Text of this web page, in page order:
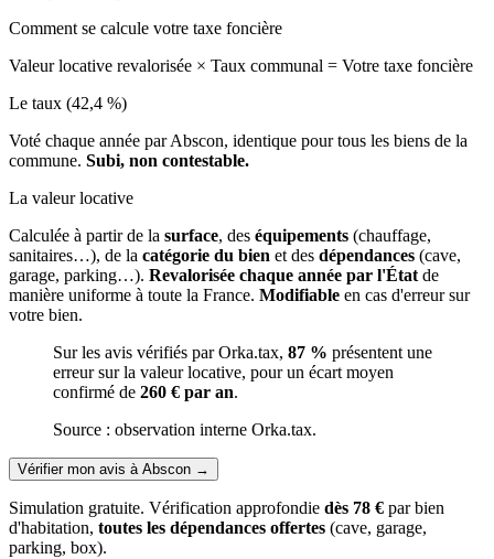
Comment se calcule votre taxe foncière
Valeur locative revalorisée × Taux communal = Votre taxe foncière
Le taux (42,4 %)
Voté chaque année par Abscon, identique pour tous les biens de la
commune. Subi, non contestable.
La valeur locative
Calculée à partir de la surface, des équipements (chauffage,
sanitaires…), de la catégorie du bien et des dépendances (cave,
garage, parking…). Revalorisée chaque année par l'Étatde
manière uniforme à toute la France. Modifiable en cas d'erreur sur
votre bien.
Sur les avis vérifiés par Orka.tax, 87 % présentent une
erreur sur la valeur locative, pour un écart moyen
confirmé de 260 € par an.
Source : observation interne Orka.tax.
Vérifier mon avis à Abscon →
Simulation gratuite. Vérification approfondie dès 78 € par bien
d'habitation, toutes les dépendances offertes (cave, garage,
parking, box).